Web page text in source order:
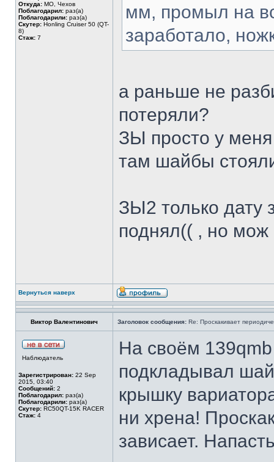
Откуда: МО, Чехов
Поблагодарил: раз(а)
Поблагодарили: раз(а)
Скутер: Honling Cruiser 50 (QT-
8)
Стаж: 7
мм, промыл на
заработало,
а раньше не
потеряли?
ЗЫ просто у меня
там шайбы
ЗЫ2 только дату
поднял(( , но мож
Вернуться наверх
Виктор Валентинович Заголовок сообщения: Re: Проскакивает
Наблюдатель
Зарегистрирован: 22 Sep
2015, 03:40
Сообщений: 2
Поблагодарил: раз(а)
Поблагодарили: раз(а)
Скутер: RC50QT-15K RACER
Стаж: 4
На своём
подкладывал
крышку
ни хрена!
зависает.